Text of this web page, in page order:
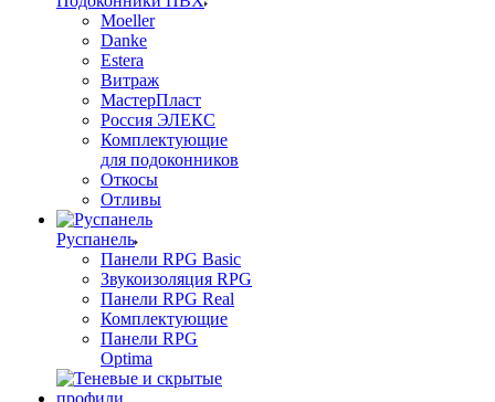
Moeller
Danke
Estera
Витраж
МастерПласт
Россия ЭЛЕКС
Комплектующие
для подоконников
Откосы
Отливы
Руспанель
Панели RPG Basic
Звукоизоляция RPG
Панели RPG Real
Комплектующие
Панели RPG
Optima